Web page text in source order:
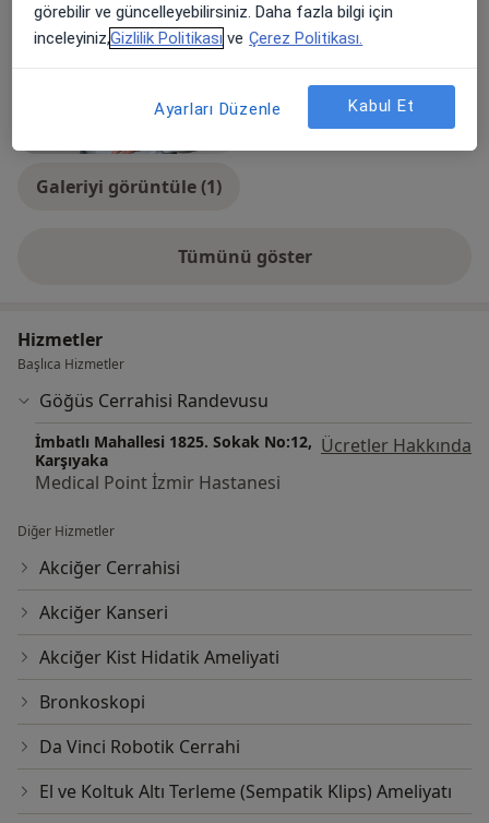
Galeriyi görüntüle (1)
Tümünü gösterdeneyim hakkında
Hizmetler
Başlıca Hizmetler
Göğüs Cerrahisi Randevusu
İmbatlı Mahallesi 1825. Sokak No:12,
Karşıyaka
Ücretler Hakkında
Medical Point İzmir Hastanesi
Diğer Hizmetler
Akciğer Cerrahisi
Akciğer Kanseri
Akciğer Kist Hidatik Ameliyati
Bronkoskopi
Da Vinci Robotik Cerrahi
El ve Koltuk Altı Terleme (Sempatik Klips) Ameliyatı
görebilir ve güncelleyebilirsiniz. Daha fazla bilgi için
inceleyiniz,Gizlilik Politikası ve Çerez Politikası.
Ayarları Düzenle Kabul Et